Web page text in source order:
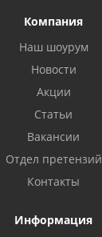
Компания
Наш шоурум
Новости
Акции
Статьи
Вакансии
Отдел претензий
Контакты
Информация